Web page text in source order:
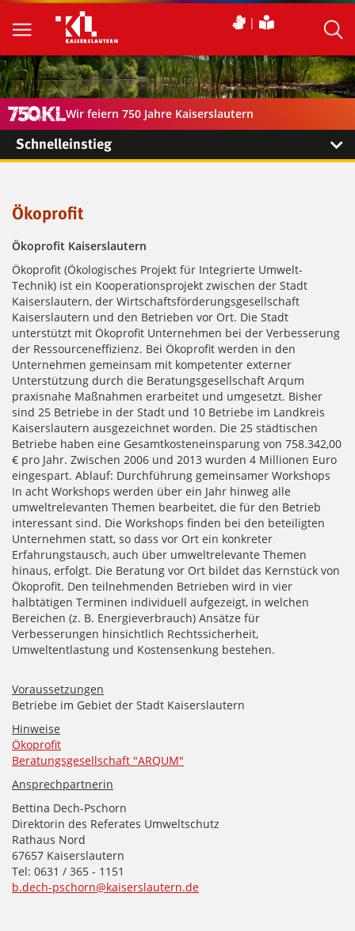
Wir feiern 750 Jahre Kaiserslautern
Schnelleinstieg
Ökoprofit
Ökoprofit Kaiserslautern
Ökoprofit (Ökologisches Projekt für Integrierte Umwelt-
Technik) ist ein Kooperationsprojekt zwischen der Stadt
Kaiserslautern, der Wirtschaftsförderungsgesellschaft
Kaiserslautern und den Betrieben vor Ort. Die Stadt
unterstützt mit Ökoprofit Unternehmen bei der Verbesserung
der Ressourceneffizienz. Bei Ökoprofit werden in den
Unternehmen gemeinsam mit kompetenter externer
Unterstützung durch die Beratungsgesellschaft Arqum
praxisnahe Maßnahmen erarbeitet und umgesetzt. Bisher
sind 25 Betriebe in der Stadt und 10 Betriebe im Landkreis
Kaiserslautern ausgezeichnet worden. Die 25 städtischen
Betriebe haben eine Gesamtkosteneinsparung von 758.342,00
€ pro Jahr. Zwischen 2006 und 2013 wurden 4 Millionen Euro
eingespart. Ablauf: Durchführung gemeinsamer Workshops
In acht Workshops werden über ein Jahr hinweg alle
umweltrelevanten Themen bearbeitet, die für den Betrieb
interessant sind. Die Workshops finden bei den beteiligten
Unternehmen statt, so dass vor Ort ein konkreter
Erfahrungstausch, auch über umweltrelevante Themen
hinaus, erfolgt. Die Beratung vor Ort bildet das Kernstück von
Ökoprofit. Den teilnehmenden Betrieben wird in vier
halbtätigen Terminen individuell aufgezeigt, in welchen
Bereichen (z. B. Energieverbrauch) Ansätze für
Verbesserungen hinsichtlich Rechtssicherheit,
Umweltentlastung und Kostensenkung bestehen.
Voraussetzungen
Betriebe im Gebiet der Stadt Kaiserslautern
Hinweise
Ökoprofit
Beratungsgesellschaft "ARQUM"
Ansprechpartnerin
Bettina Dech-Pschorn
Direktorin des Referates Umweltschutz
Rathaus Nord
67657 Kaiserslautern
Tel: 0631 / 365 - 1151
b.dech-pschorn@kaiserslautern.de